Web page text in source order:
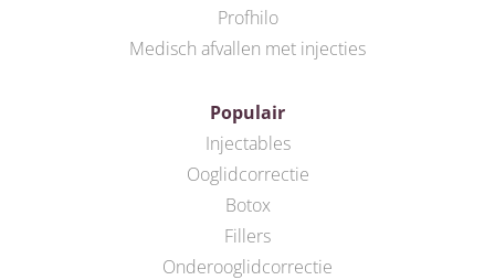
Profhilo
Medisch afvallen met injecties
Populair
Injectables
Ooglidcorrectie
Botox
Fillers
Onderooglidcorrectie